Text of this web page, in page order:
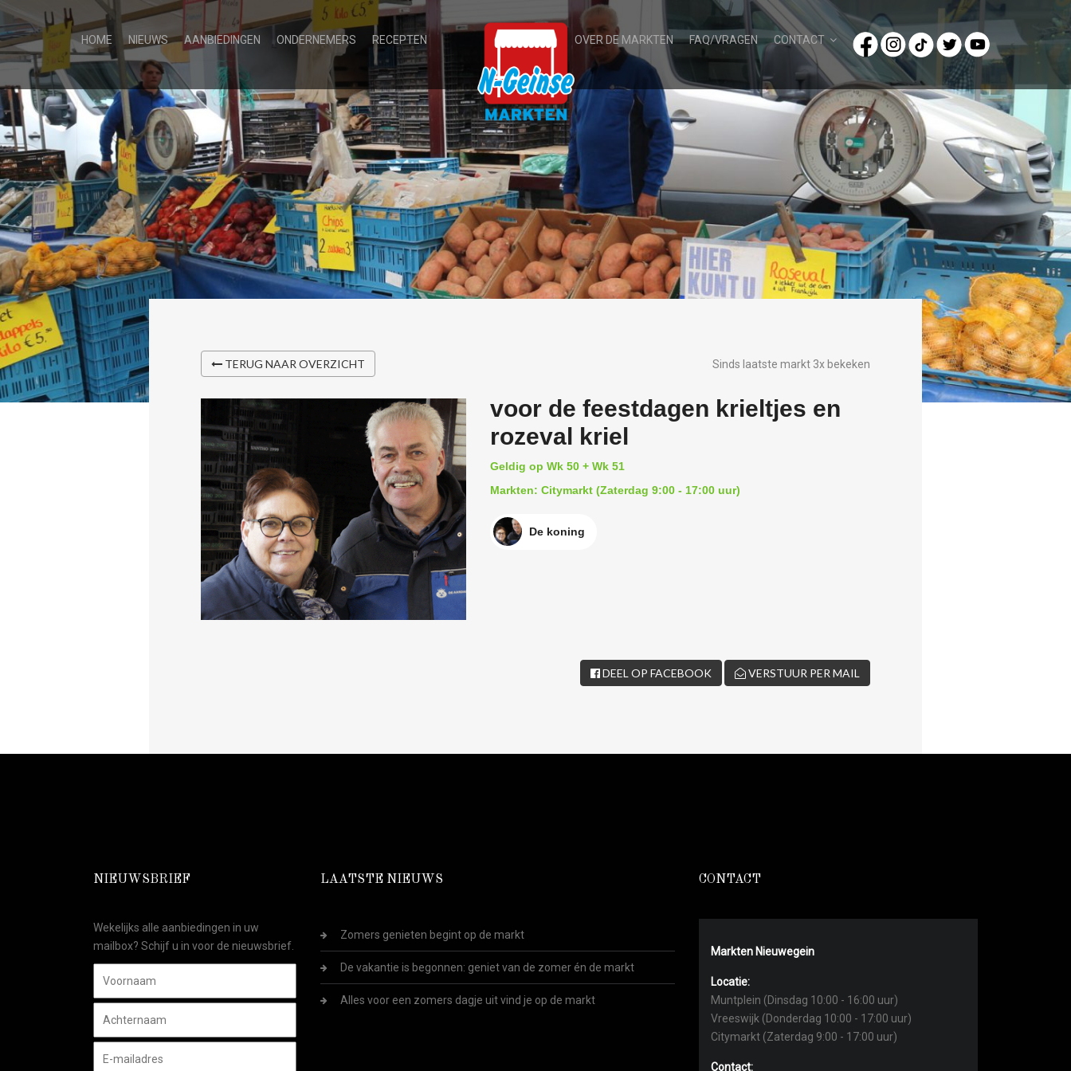
HOME NIEUWS AANBIEDINGEN ONDERNEMERS RECEPTEN OVER DE MARKTEN FAQ/VRAGEN CONTACT
TERUG NAAR OVERZICHT Sinds laatste markt 3x bekeken
voor de feestdagen krieltjes en
rozeval kriel
Geldig op Wk 50 + Wk 51
Markten: Citymarkt (Zaterdag 9:00 - 17:00 uur)
De koning
DEEL OP FACEBOOK VERSTUUR PER MAIL
NIEUWSBRIEF
Wekelijks alle aanbiedingen in uw
mailbox? Schijf u in voor de nieuwsbrief.
LAATSTE NIEUWS
Zomers genieten begint op de markt
De vakantie is begonnen: geniet van de zomer én de markt
Alles voor een zomers dagje uit vind je op de markt
CONTACT
Markten Nieuwegein
Locatie:
Muntplein (Dinsdag 10:00 - 16:00 uur)
Vreeswijk (Donderdag 10:00 - 17:00 uur)
Citymarkt (Zaterdag 9:00 - 17:00 uur)
Contact: